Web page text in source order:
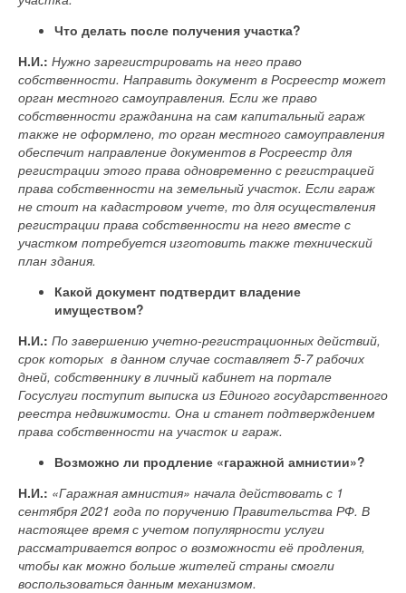
Что делать после получения участка?
Н.И.: Нужно зарегистрировать на него право
собственности. Направить документ в Росреестр может
орган местного самоуправления. Если же право
собственности гражданина на сам капитальный гараж
также не оформлено, то орган местного самоуправления
обеспечит направление документов в Росреестр для
регистрации этого права одновременно с регистрацией
права собственности на земельный участок. Если гараж
не стоит на кадастровом учете, то для осуществления
регистрации права собственности на него вместе с
участком потребуется изготовить также технический
план здания.
Какой документ подтвердит владение
имуществом?
Н.И.: По завершению учетно-регистрационных действий,
срок которых в данном случае составляет 5-7 рабочих
дней, собственнику в личный кабинет на портале
Госуслуги поступит выписка из Единого государственного
реестра недвижимости. Она и станет подтверждением
права собственности на участок и гараж.
Возможно ли продление «гаражной амнистии»?
Н.И.: «Гаражная амнистия» начала действовать с 1
сентября 2021 года по поручению Правительства РФ. В
настоящее время с учетом популярности услуги
рассматривается вопрос о возможности её продления,
чтобы как можно больше жителей страны смогли
воспользоваться данным механизмом.